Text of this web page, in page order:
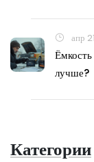
апр
лучше?
Категории